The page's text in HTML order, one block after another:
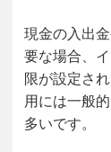
現金の入出
要な場合、
限が設定さ
用には一般
多いです。